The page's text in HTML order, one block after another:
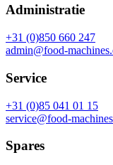
Administratie
+31 (0)850 660 247
admin@food-
Service
+31 (0)85 041 01 15
service@food-
Spares